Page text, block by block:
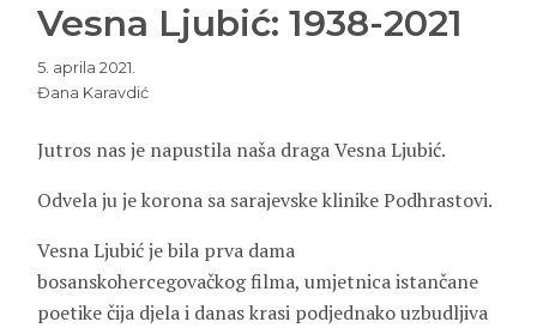
Vesna Ljubić: 1938-2021
5. aprila 2021.
Đana Karavdić
Jutros nas je napustila naša draga Vesna Ljubić.
Odvela ju je korona sa sarajevske klinike Podhrastovi.
Vesna Ljubić je bila prva dama
bosanskohercegovačkog filma, umjetnica istančane
poetike čija djela i danas krasi podjednako uzbudljiva